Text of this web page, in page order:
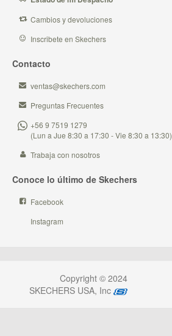
Cambios y devoluciones
Inscribete en Skechers
Contacto
ventas@skechers.com
Preguntas Frecuentes
+56 9 7519 1279
(Lun a Jue 8:30 a 17:30 - Vie 8:30 a 13:30)
Trabaja con nosotros
Conoce lo último de Skechers
Facebook
Instagram
Copyright © 2024
SKECHERS USA, Inc